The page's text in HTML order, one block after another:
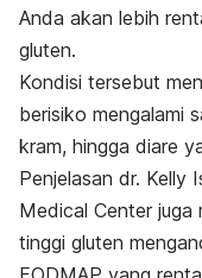
Anda akan lebih
gluten.
Kondisi tersebut
berisiko mengalami
kram, hingga diare
Penjelasan dr. Kelly
Medical Center
tinggi gluten